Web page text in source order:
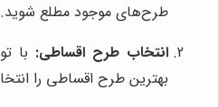
طرح‌های موجود مطلع شوید.
انتخاب طرح اقساطی: با
بهترین طرح اقساطی را